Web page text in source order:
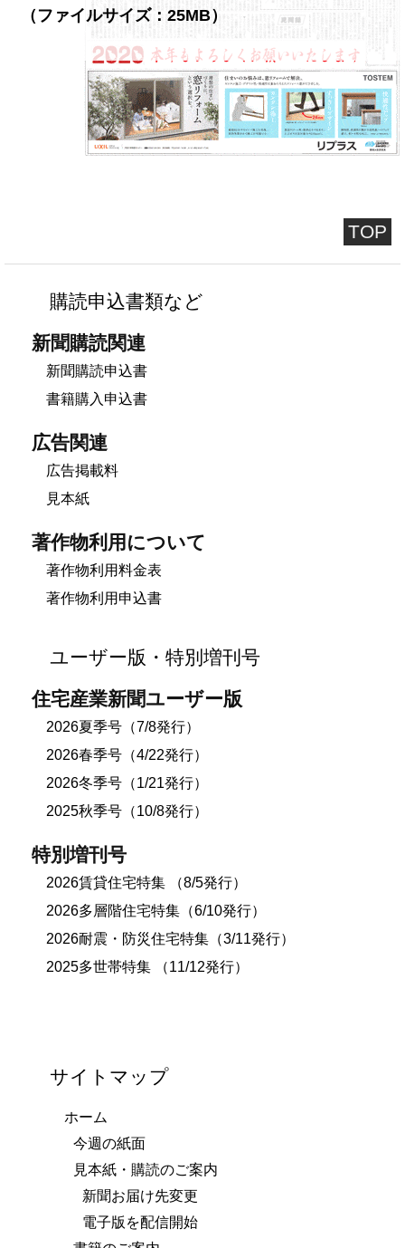
（ファイルサイズ：25MB）
TOP
購読申込書類など
新聞購読関連
新聞購読申込書
書籍購入申込書
広告関連
広告掲載料
見本紙
著作物利用について
著作物利用料金表
著作物利用申込書
ユーザー版・特別増刊号
住宅産業新聞ユーザー版
2026夏季号（7/8発行）
2026春季号（4/22発行）
2026冬季号（1/21発行）
2025秋季号（10/8発行）
特別増刊号
2026賃貸住宅特集 （8/5発行）
2026多層階住宅特集（6/10発行）
2026耐震・防災住宅特集（3/11発行）
2025多世帯特集 （11/12発行）
サイトマップ
ホーム
今週の紙面
見本紙・購読のご案内
新聞お届け先変更
電子版を配信開始